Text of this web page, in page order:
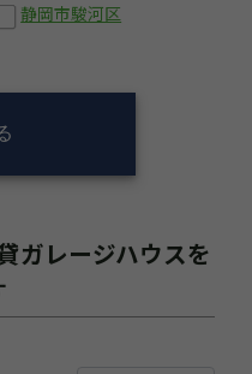
静岡市駿河区
ガレージハウスを